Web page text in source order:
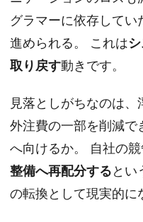
グラマーに依存して
進められる。 これは
取り戻す動きです。
見落としがちなのは、
外注費の一部を削減で
へ向けるか。 自社の
整備へ再配分する とい
の転換として現実的に